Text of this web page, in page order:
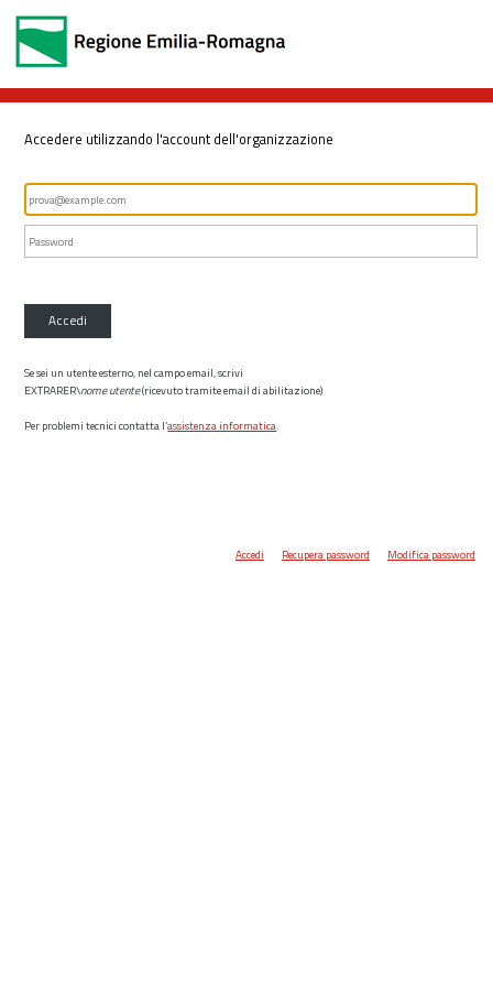
Accedere utilizzando l'account dell'organizzazione
Accedi
Se sei un utente esterno, nel campo email, scrivi
EXTRARER\nome utente(ricevuto tramite email di abilitazione)
Per problemi tecnici contatta l’assistenza informatica.
Accedi Recupera password Modifica password